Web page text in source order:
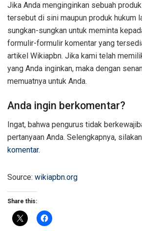
Jika Anda menginginkan sebuah
tersebut di sini maupun produk hukum
sungkan-sungkan untuk meminta
formulir-formulir komentar yang
artikel Wikiapbn. Jika kami telah
yang Anda inginkan, maka dengan
memuatnya untuk Anda.
Anda ingin berkomentar?
Ingat, bahwa pengurus tidak
pertanyaan Anda. Selengkapnya,
komentar.
Source: wikiapbn.org
Share this: